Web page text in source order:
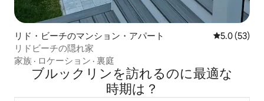
リド・ビーチのマンション・アパート レビュー53
5.0 (53)
リドビーチの隠れ家
家族 · ロケーション · 裏庭
ブルックリンを訪⁠れ⁠るの⁠に最⁠適⁠な
時⁠期⁠は⁠？